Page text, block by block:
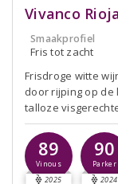
Vivanco
Smaakprofiel
Fris tot zacht
Frisdroge witte
door rijping op de
talloze
89
Vinous
2025
90
Parker
2024